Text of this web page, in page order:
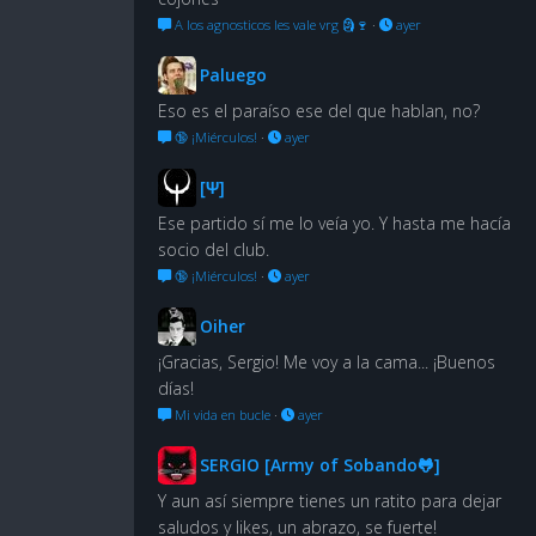
A los agnosticos les vale vrg 🗿🍷 · ayer
Paluego
Eso es el paraíso ese del que hablan, no?
🔞 ¡Miérculos! · ayer
[Ψ]
Ese partido sí me lo veía yo. Y hasta me hacía
socio del club.
🔞 ¡Miérculos! · ayer
Oiher
¡Gracias, Sergio! Me voy a la cama... ¡Buenos
días!
Mi vida en bucle · ayer
SERGIO [Army of Sobando🐸]
Y aun así siempre tienes un ratito para dejar
saludos y likes, un abrazo, se fuerte!